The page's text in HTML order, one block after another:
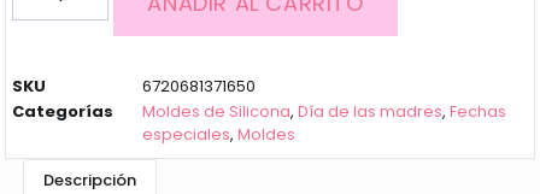
SKU
6720681371650
Categorías
Moldes de Silicona,Día de las madres,Fechas
especiales,Moldes
Descripción